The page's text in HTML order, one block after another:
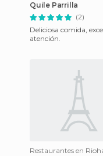
Quile Parrilla
(2)
Deliciosa comida,
atención.
Restaurantes en